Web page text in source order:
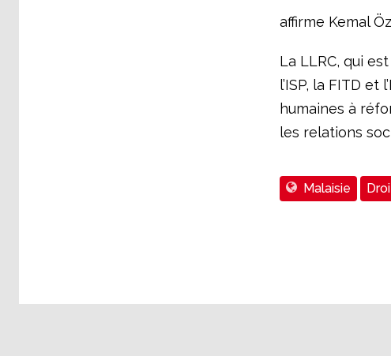
affirme Kemal
La LLRC, qui
l’ISP, la FITD et
humaines à
les relations
Malaisie